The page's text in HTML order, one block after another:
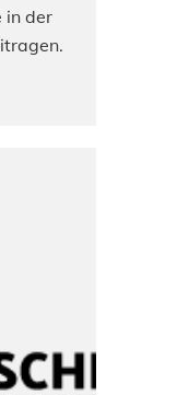
in der